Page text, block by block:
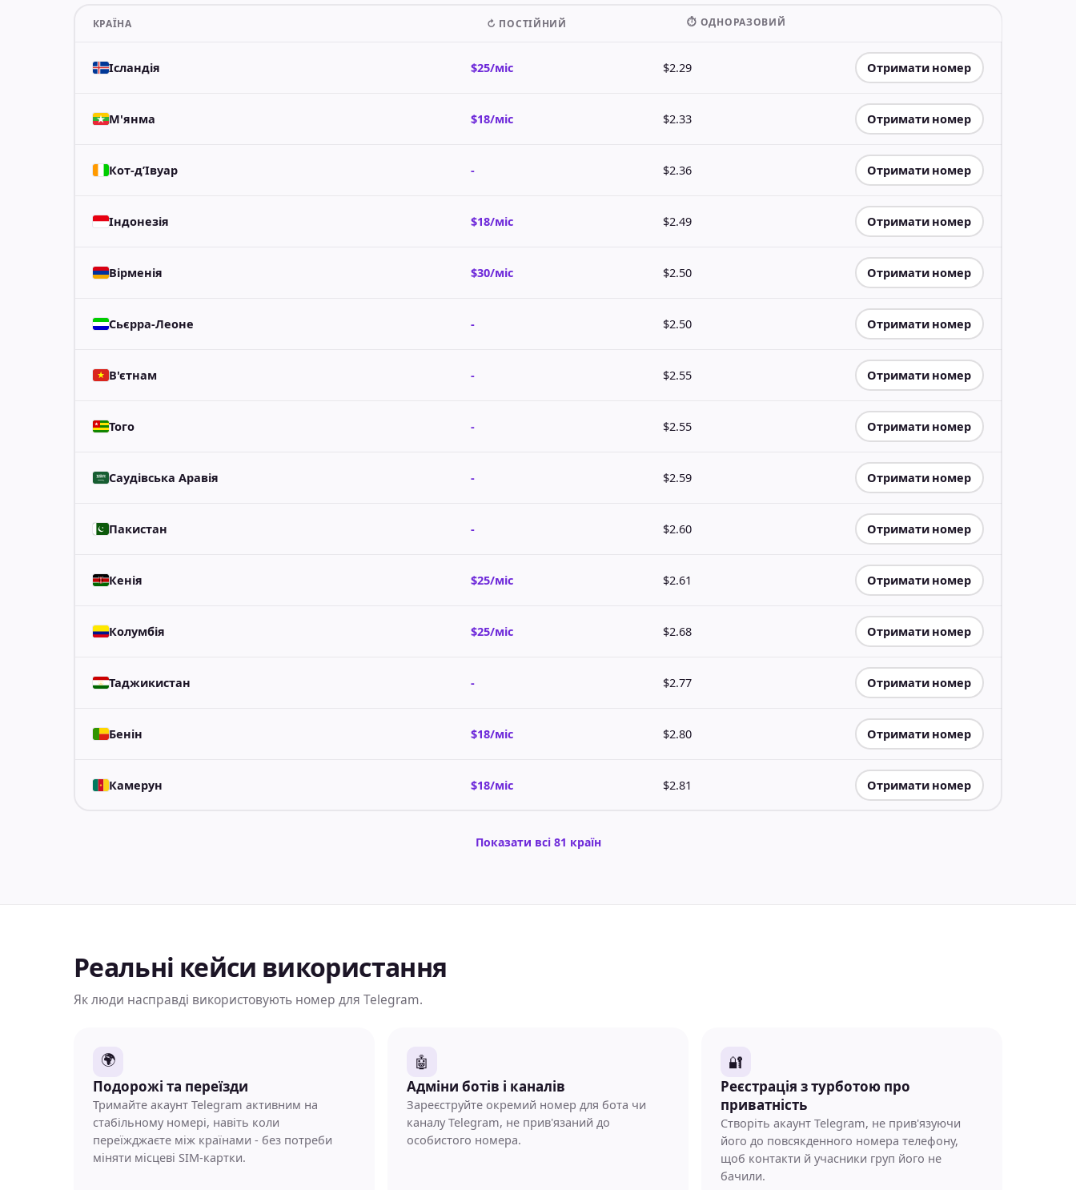
КРАЇНА ↻ ПОСТІЙНИЙ ⏱ ОДНОРАЗОВИЙ
Ісландія $25/міс $2.29 Отримати номер
М'янма $18/міс $2.33 Отримати номер
Кот-д’Івуар - $2.36 Отримати номер
Індонезія $18/міс $2.49 Отримати номер
Вірменія $30/міс $2.50 Отримати номер
Сьєрра-Леоне - $2.50 Отримати номер
В'єтнам - $2.55 Отримати номер
Того - $2.55 Отримати номер
Саудівська Аравія - $2.59 Отримати номер
Пакистан - $2.60 Отримати номер
Кенія $25/міс $2.61 Отримати номер
Колумбія $25/міс $2.68 Отримати номер
Таджикистан - $2.77 Отримати номер
Бенін $18/міс $2.80 Отримати номер
Камерун $18/міс $2.81 Отримати номер
Показати всі 81 країн
Реальні кейси використання
Як люди насправді використовують номер для Telegram.
🌍
Подорожі та переїзди
Тримайте акаунт Telegram активним на
стабільному номері, навіть коли
переїжджаєте між країнами - без потреби
міняти місцеві SIM-картки.
🤖
Адміни ботів і каналів
Зареєструйте окремий номер для бота чи
каналу Telegram, не прив'язаний до
особистого номера.
🔐
Реєстрація з турботою про
приватність
Створіть акаунт Telegram, не прив'язуючи
його до повсякденного номера телефону,
щоб контакти й учасники груп його не
бачили.